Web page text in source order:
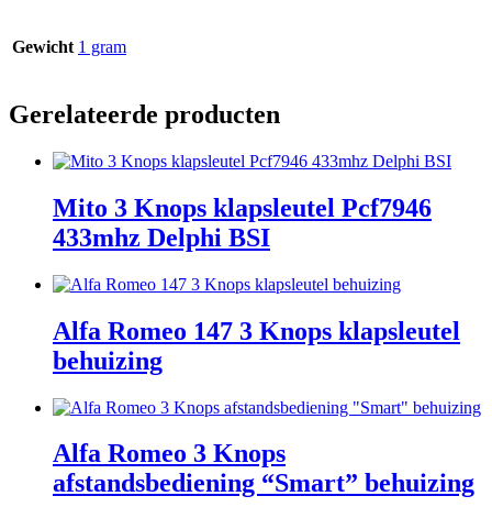
Gewicht 1 gram
Gerelateerde producten
Mito 3 Knops klapsleutel Pcf7946
433mhz Delphi BSI
Alfa Romeo 147 3 Knops klapsleutel
behuizing
Alfa Romeo 3 Knops
afstandsbediening “Smart” behuizing